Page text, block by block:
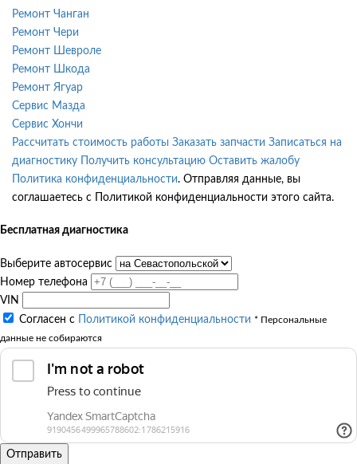
Ремонт Чанган
Ремонт Чери
Ремонт Шевроле
Ремонт Шкода
Ремонт Ягуар
Сервис Мазда
Сервис Хончи
Рассчитать стоимость работы Заказать запчасти Записаться на
диагностику
Получить консультацию Оставить жалобу
Политика конфиденциальности. Отправляя данные, вы
соглашаетесь с Политикой конфиденциальности этого сайта.
Бесплатная диагностика
Выберите автосервис
Номер телефона
VIN
Согласен с
Политикой конфиденциальности * Персональные
данные не собираются
Отправить